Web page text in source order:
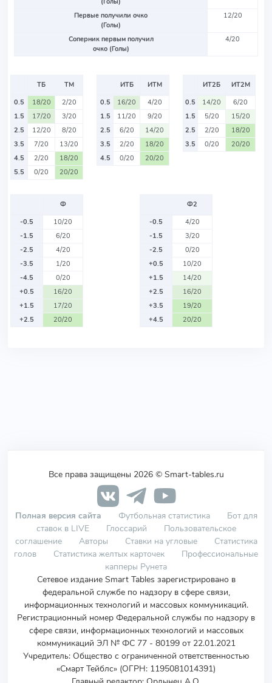
Первые получили очко
(Голы)
12/20
Соперник первым получил
очко (Голы)
4/20
ТБ
ТМ
0.5
18/20
2/20
1.5
17/20
3/20
2.5
12/20
8/20
3.5
7/20
13/20
4.5
2/20
18/20
5.5
0/20 20/20
ИТБ
ИТМ
0.5
16/20
4/20
1.5
11/20
9/20
2.5
6/20
14/20
3.5
2/20
18/20
4.5
0/20 20/20
ИТ2Б
ИТ2М
0.5
14/20
6/20
1.5
5/20
15/20
2.5
2/20
18/20
3.5
0/20 20/20
Ф
-0.5
10/20
-1.5
6/20
-2.5
4/20
-3.5
1/20
-4.5
0/20
+0.5
16/20
+1.5
17/20
+2.5
20/20
Ф2
-0.5
4/20
-1.5
3/20
-2.5
0/20
+0.5
10/20
+1.5
14/20
+2.5
16/20
+3.5
19/20
+4.5
20/20
Все права защищены 2026 © Smart-tables.ru
Полная версия сайта Футбольная статистика
Бот для
ставок в LIVE
Глоссарий
Пользовательское
соглашение
Авторы Ставки на угловые
Статистика
голов
Статистика желтых карточек
Профессиональные
капперы Рунета
Сетевое издание Smart Tables зарегистрировано в
федеральной службе по надзору в сфере связи,
информационных технологий и массовых коммуникаций.
Регистрационный номер Федеральной службы по надзору в
сфере связи, информационных технологий и массовых
коммуникаций ЭЛ № ФС 77 - 80199 от 22.01.2021
Учредитель: Общество с ограниченной ответственностью
«Смарт Тейблс» (ОГРН: 1195081014391)